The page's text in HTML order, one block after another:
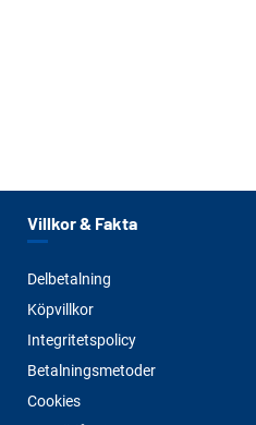
Villkor & Fakta
Delbetalning
Köpvillkor
Integritetspolicy
Betalningsmetoder
Cookies